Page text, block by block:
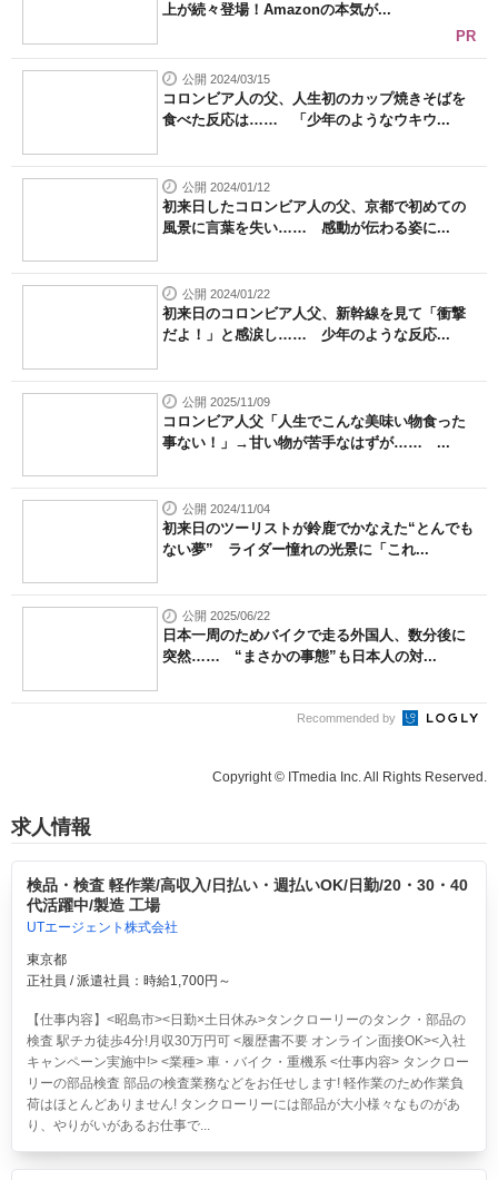
上が続々登場！Amazonの本気が...
PR
公開 2024/03/15
コロンビア人の父、人生初のカップ焼きそばを
食べた反応は…… 「少年のようなウキウ...
公開 2024/01/12
初来日したコロンビア人の父、京都で初めての
風景に言葉を失い…… 感動が伝わる姿に...
公開 2024/01/22
初来日のコロンビア人父、新幹線を見て「衝撃
だよ！」と感涙し…… 少年のような反応...
公開 2025/11/09
コロンビア人父「人生でこんな美味い物食った
事ない！」→甘い物が苦手なはずが…… ...
公開 2024/11/04
初来日のツーリストが鈴鹿でかなえた“とんでも
ない夢” ライダー憧れの光景に「これ...
公開 2025/06/22
日本一周のためバイクで走る外国人、数分後に
突然…… “まさかの事態”も日本人の対...
Recommended by
Copyright © ITmedia Inc. All Rights Reserved.
求人情報
検品・検査 軽作業/高収入/日払い・週払いOK/日勤/20・30・40
代活躍中/製造 工場
UTエージェント株式会社
東京都
正社員 / 派遣社員：時給1,700円～
【仕事内容】<昭島市><日勤×土日休み>タンクローリーのタンク・部品の
検査 駅チカ徒歩4分!月収30万円可 <履歴書不要 オンライン面接OK><入社
キャンペーン実施中!> <業種> 車・バイク・重機系 <仕事内容> タンクロー
リーの部品検査 部品の検査業務などをお任せします! 軽作業のため作業負
荷はほとんどありません! タンクローリーには部品が大小様々なものがあ
り、やりがいがあるお仕事で...